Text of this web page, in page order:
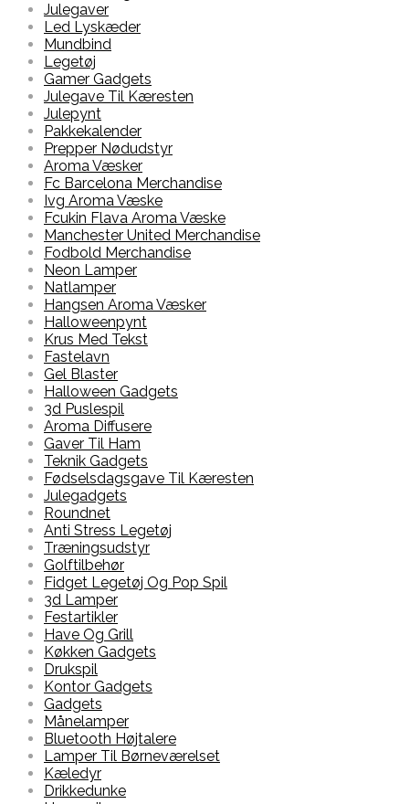
Julegaver
Led Lyskæder
Mundbind
Legetøj
Gamer Gadgets
Julegave Til Kæresten
Julepynt
Pakkekalender
Prepper Nødudstyr
Aroma Væsker
Fc Barcelona Merchandise
Ivg Aroma Væske
Fcukin Flava Aroma Væske
Manchester United Merchandise
Fodbold Merchandise
Neon Lamper
Natlamper
Hangsen Aroma Væsker
Halloweenpynt
Krus Med Tekst
Fastelavn
Gel Blaster
Halloween Gadgets
3d Puslespil
Aroma Diffusere
Gaver Til Ham
Teknik Gadgets
Fødselsdagsgave Til Kæresten
Julegadgets
Roundnet
Anti Stress Legetøj
Træningsudstyr
Golftilbehør
Fidget Legetøj Og Pop Spil
3d Lamper
Festartikler
Have Og Grill
Køkken Gadgets
Drukspil
Kontor Gadgets
Gadgets
Månelamper
Bluetooth Højtalere
Lamper Til Børneværelset
Kæledyr
Drikkedunke